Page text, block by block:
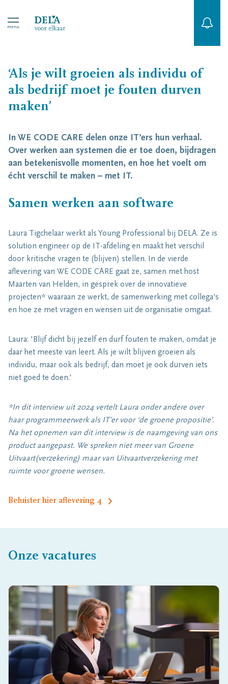
‘Als je wilt groeien als individu of
als bedrijf moet je fouten durven
maken’
In WE CODE CARE delen onze IT’ers hun verhaal.
Over werken aan systemen die er toe doen, bijdragen
aan betekenisvolle momenten, en hoe het voelt om
écht verschil te maken – met IT.
Samen werken aan software
Laura Tigchelaar werkt als Young Professional bij DELA. Ze is
solution engineer op de IT-afdeling en maakt het verschil
door kritische vragen te (blijven) stellen. In de vierde
aflevering van WE CODE CARE gaat ze, samen met host
Maarten van Helden, in gesprek over de innovatieve
projecten* waaraan ze werkt, de samenwerking met collega's
en hoe ze met vragen en wensen uit de organisatie omgaat.
Laura: 'Blijf dicht bij jezelf en durf fouten te maken, omdat je
daar het meeste van leert. Als je wilt blijven groeien als
individu, maar ook als bedrijf, dan moet je ook durven iets
niet goed te doen.'
*In dit interview uit 2024 vertelt Laura onder andere over
haar programmeerwerk als IT’er voor ‘de groene propositie’.
Na het opnemen van dit interview is de naamgeving van ons
product aangepast. We spreken niet meer van Groene
Uitvaart(verzekering) maar van Uitvaartverzekering met
ruimte voor groene wensen.
Beluister hier aflevering 4
Onze vacatures